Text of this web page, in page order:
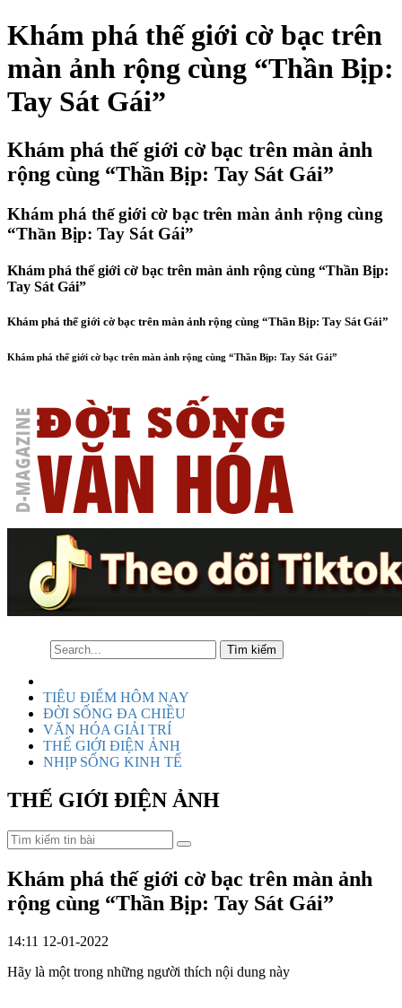
Khám phá thế giới cờ bạc trên
màn ảnh rộng cùng “Thần Bịp:
Tay Sát Gái”
Khám phá thế giới cờ bạc trên màn ảnh
rộng cùng “Thần Bịp: Tay Sát Gái”
Khám phá thế giới cờ bạc trên màn ảnh rộng cùng
“Thần Bịp: Tay Sát Gái”
Khám phá thế giới cờ bạc trên màn ảnh rộng cùng “Thần Bịp:
Tay Sát Gái”
Khám phá thế giới cờ bạc trên màn ảnh rộng cùng “Thần Bịp: Tay Sát Gái”
Khám phá thế giới cờ bạc trên màn ảnh rộng cùng “Thần Bịp: Tay Sát Gái”
TIÊU ĐIỂM HÔM NAY
ĐỜI SỐNG ĐA CHIỀU
VĂN HÓA GIẢI TRÍ
THẾ GIỚI ĐIỆN ẢNH
NHỊP SỐNG KINH TẾ
THẾ GIỚI ĐIỆN ẢNH
Khám phá thế giới cờ bạc trên màn ảnh
rộng cùng “Thần Bịp: Tay Sát Gái”
14:11 12-01-2022
Hãy là một trong những người thích nội dung này